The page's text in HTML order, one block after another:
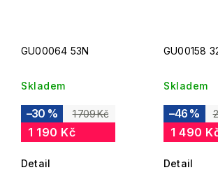
GU00064 53N
Skladem
1 709 Kč
–30 %
1 190 Kč
Detail
GU00158
Skladem
–46 %
1 490
Detail